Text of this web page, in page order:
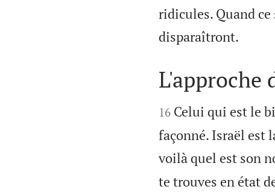
ridicules. Quand
disparaîtront.

L'approche

16 Celui qui est le
façonné. Israël est
voilà quel est son
te trouves en état